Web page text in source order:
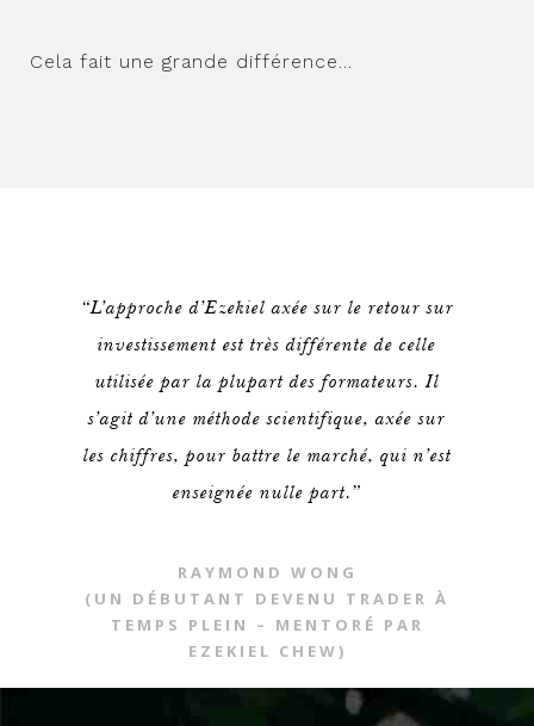
Cela fait une grande différence…
“L’approche d’Ezekiel axée sur le retour sur
investissement est très différente de celle
utilisée par la plupart des formateurs. Il
s’agit d’une méthode scientifique, axée sur
les chiffres, pour battre le marché, qui n’est
enseignée nulle part.”
RAYMOND WONG
(UN DÉBUTANT DEVENU TRADER À
TEMPS PLEIN – MENTORÉ PAR
EZEKIEL CHEW)